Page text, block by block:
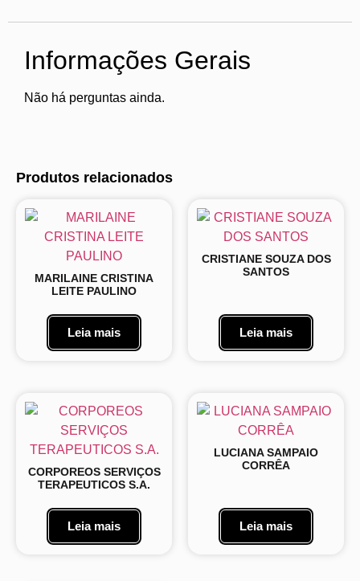
Informações Gerais
Não há perguntas ainda.
Produtos relacionados
MARILAINE CRISTINA
LEITE PAULINO
Leia mais
CRISTIANE SOUZA DOS
SANTOS
Leia mais
CORPOREOS SERVIÇOS
TERAPEUTICOS S.A.
Leia mais
LUCIANA SAMPAIO
CORRÊA
Leia mais